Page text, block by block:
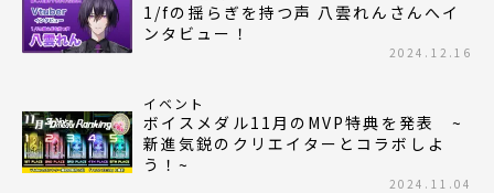
1/fの揺らぎを持つ声 八雲れんさんへイ
ンタビュー！
2024.12.16
イベント
ボイスメダル11月のMVP特典を発表 ~
新進気鋭のクリエイターとコラボしよ
う！~
2024.11.04